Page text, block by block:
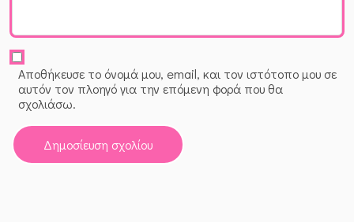
Αποθήκευσε το όνομά μου, email, και τον ιστότοπο μου σε
αυτόν τον πλοηγό για την επόμενη φορά που θα
σχολιάσω.